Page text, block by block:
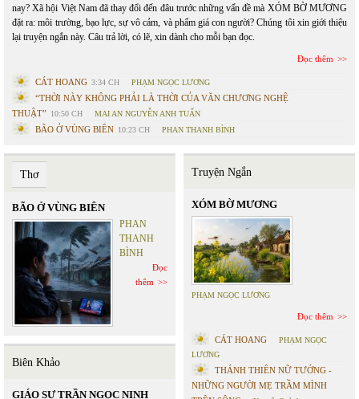
nay? Xã hội Việt Nam đã thay đổi đến đâu trước những vấn đề mà XÓM BỜ MƯƠNG
đặt ra: môi trường, bạo lực, sự vô cảm, và phẩm giá con người? Chúng tôi xin giới thiệu
lại truyện ngắn này. Câu trả lời, có lẽ, xin dành cho mỗi bạn đọc.
Đọc thêm
CÁT HOANG 3:34 CH PHẠM NGỌC LƯƠNG
“THỜI NÀY KHÔNG PHẢI LÀ THỜI CỦA VĂN CHƯƠNG NGHỆ
THUẬT” 10:50 CH MAI AN NGUYỄN ANH TUẤN
BÃO Ở VÙNG BIÊN 10:23 CH PHAN THANH BÌNH
Thơ
BÃO Ở VÙNG BIÊN
PHAN
THANH
BÌNH
Đọc
thêm
Biên Khảo
GIÁO SƯ TRẦN NGỌC NINH
Truyện Ngắn
XÓM BỜ MƯƠNG
PHẠM NGỌC LƯƠNG
Đọc thêm
CÁT HOANG
PHẠM NGỌC
LƯƠNG
THÁNH THIÊN NỮ TƯỚNG -
NHỮNG NGƯỜI MẸ TRẦM MÌNH